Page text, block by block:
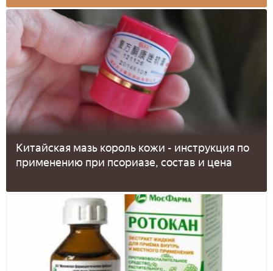
Китайская мазь король кожи - инструкция по
применению при псориазе, состав и цена